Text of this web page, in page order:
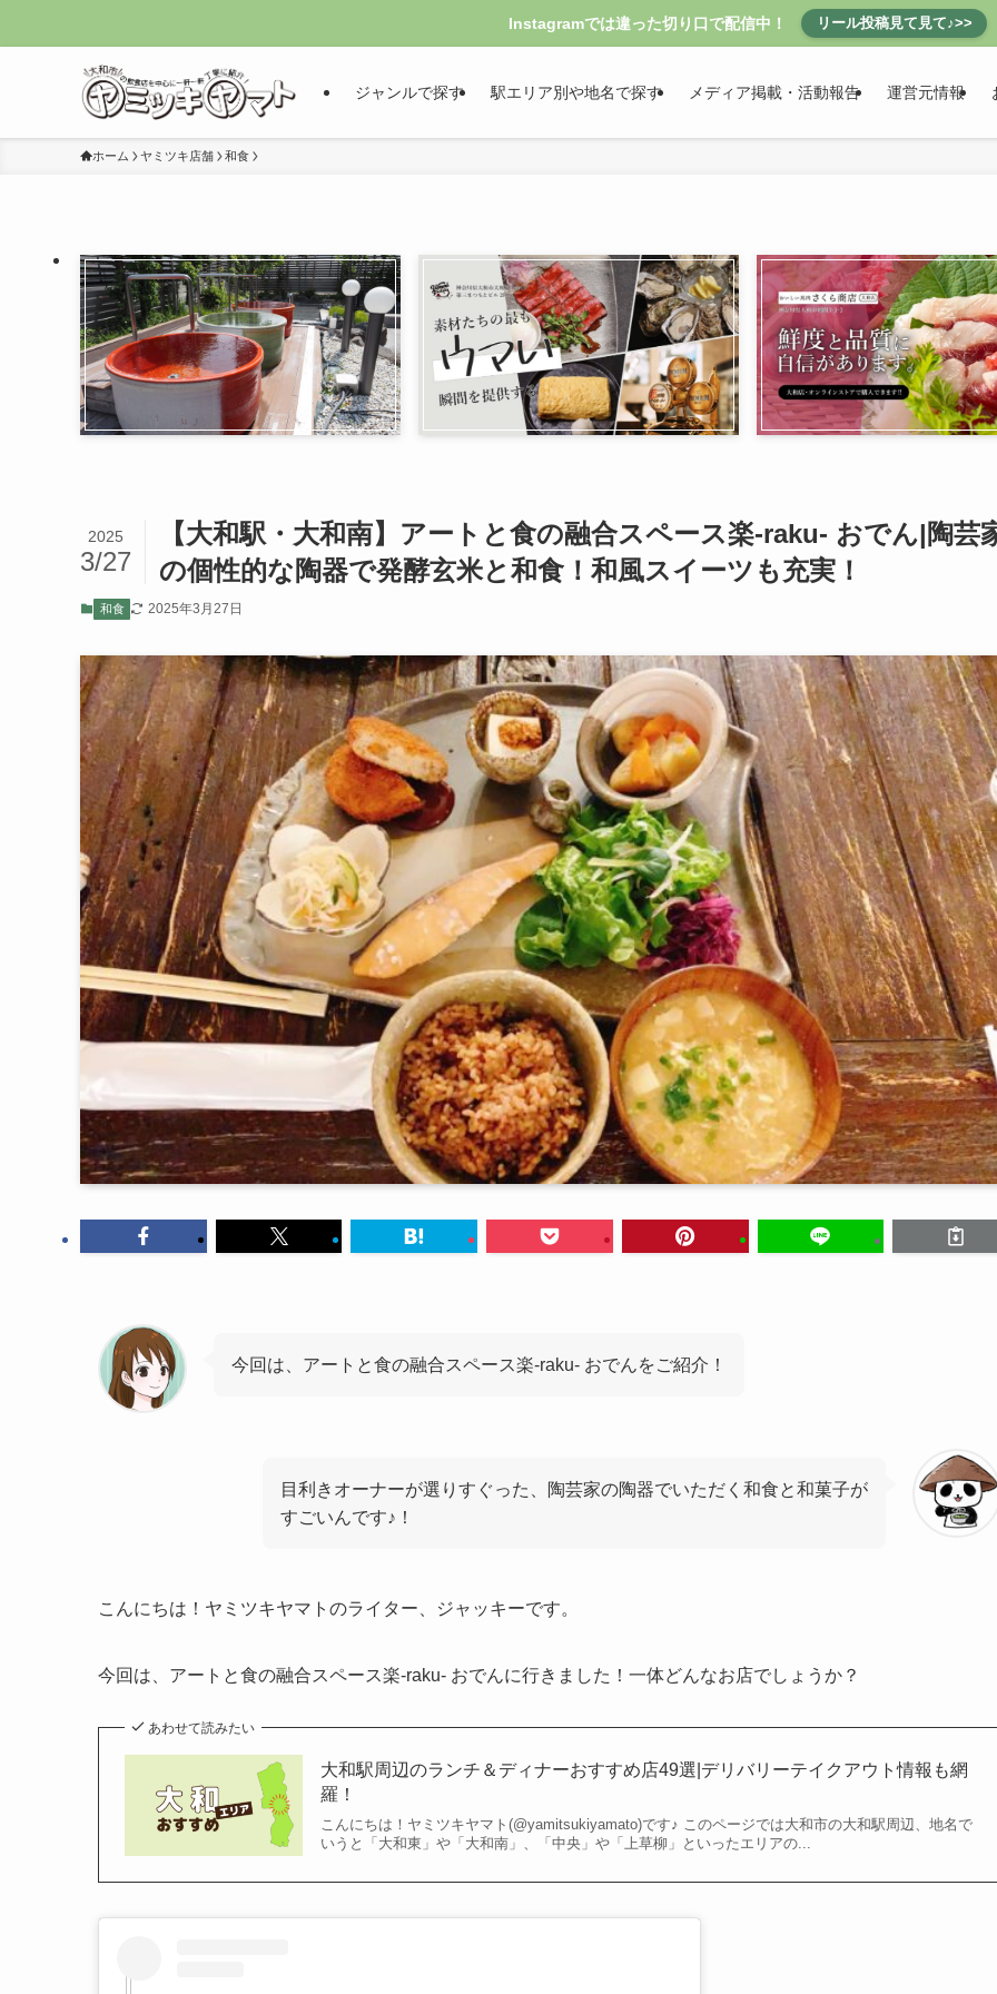
Instagramでは違った切り口で配信中！ リール投稿見て見て♪>>
ジャンルで探す 駅エリア別や地名で探す メディア掲載・活動報告 運営元情報
ホーム ヤミツキ店舗 和食
【大和駅・大和南】アートと食の融合スペース楽-raku- おでん|陶芸
の個性的な陶器で発酵玄米と和食！和風スイーツも充実！
2025
3/27
和食 2025年3月27日
今回は、アートと食の融合スペース楽-raku- おでんをご紹介！
目利きオーナーが選りすぐった、陶芸家の陶器でいただく和食と和菓子が
すごいんです♪！
こんにちは！ヤミツキヤマトのライター、ジャッキーです。
今回は、アートと食の融合スペース楽-raku- おでんに行きました！一体どんなお店でしょうか？
あわせて読みたい
大和駅周辺のランチ＆ディナーおすすめ店49選|デリバリーテイクアウト情報も網
羅！
こんにちは！ヤミツキヤマト(@yamitsukiyamato)です♪ このページでは大和市の大和駅周辺、地名で
いうと「大和東」や「大和南」、「中央」や「上草柳」といったエリアの...